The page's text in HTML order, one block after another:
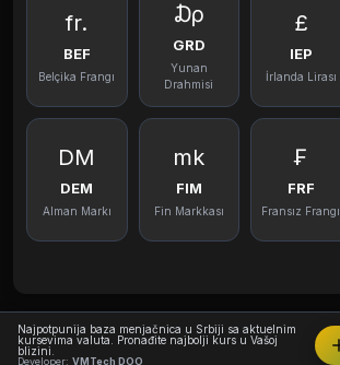
fr.
BEF
Belçika Frangı
₯
GRD
Yunan
Drahmisi
£
IEP
İrlanda Lirası
DM
DEM
Alman Markı
mk
FIM
Fin Markkası
₣
FRF
Fransız Frangı
Najpotpunija baza menjačnica u Srbiji sa aktuelnim
kursevima valuta. Pronađite najbolji kurs u Vašoj
blizini.
Developer: VMTech DOO